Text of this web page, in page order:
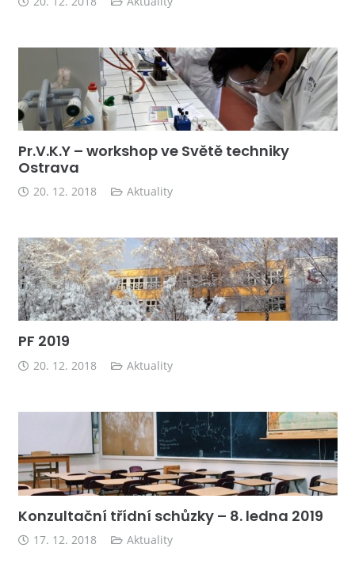
Pr.V.K.Y – workshop ve Světě techniky
Ostrava
20. 12. 2018 Aktuality
PF 2019
20. 12. 2018 Aktuality
Konzultační třídní schůzky – 8. ledna 2019
17. 12. 2018 Aktuality